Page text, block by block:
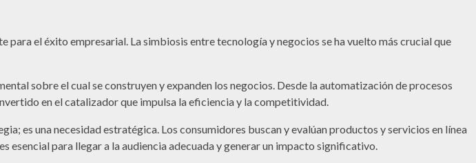
para el éxito empresarial. La simbiosis entre tecnología y negocios se ha vuelto más crucial que
sobre el cual se construyen y expanden los negocios. Desde la automatización de procesos
en el catalizador que impulsa la eficiencia y la competitividad.
es una necesidad estratégica. Los consumidores buscan y evalúan productos y servicios en línea
para llegar a la audiencia adecuada y generar un impacto significativo.